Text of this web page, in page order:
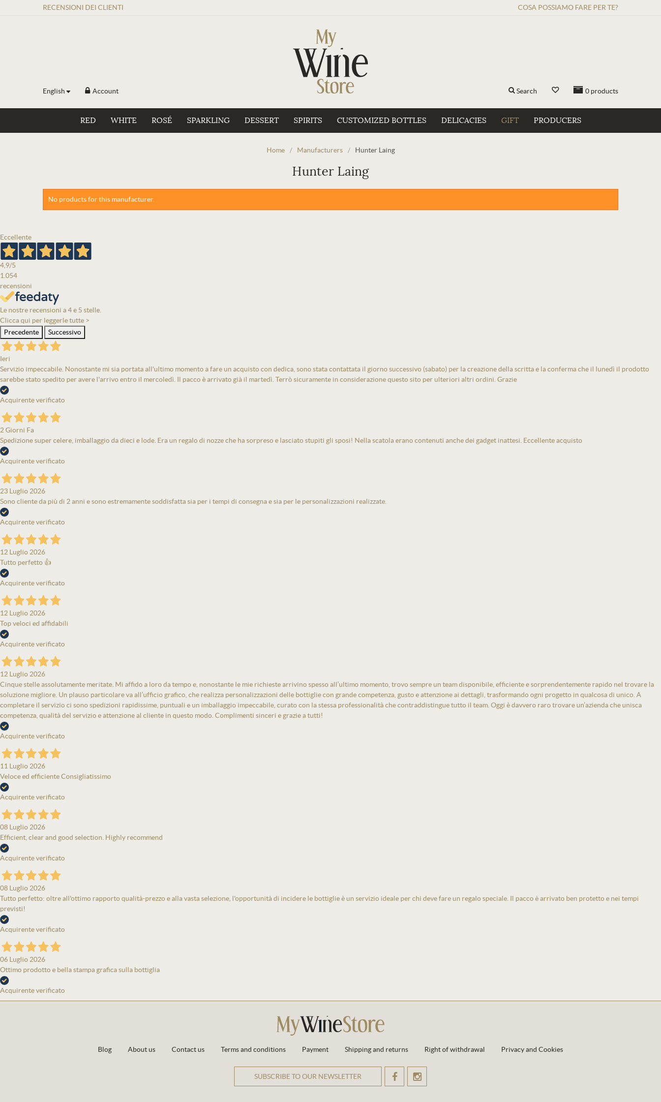
RECENSIONI DEI CLIENTI COSA POSSIAMO FARE PER TE?
English Account 0 products
Search
RED WHITE ROSÉ SPARKLING DESSERT SPIRITS CUSTOMIZED BOTTLES DELICACIES GIFT PRODUCERS
Home / Manufacturers / Hunter Laing
Hunter Laing
No products for this manufacturer.
Eccellente
4,9/5
1.054
recensioni
Le nostre recensioni a 4 e 5 stelle.
Clicca qui per leggerle tutte >
Precedente
Successivo
Ieri
Servizio impeccabile. Nonostante mi sia portata all'ultimo momento a fare un acquisto con dedica, sono stata contattata il giorno successivo (sabato) per la creazione della scritta e la conferma che il lunedì il prodotto
sarebbe stato spedito per avere l'arrivo entro il mercoledì. Il pacco è arrivato già il martedì. Terrò sicuramente in considerazione questo sito per ulteriori altri ordini. Grazie
Acquirente verificato
2 Giorni Fa
Spedizione super celere, imballaggio da dieci e lode. Era un regalo di nozze che ha sorpreso e lasciato stupiti gli sposi! Nella scatola erano contenuti anche dei gadget inattesi. Eccellente acquisto
Acquirente verificato
23 Luglio 2026
Sono cliente da più di 2 anni e sono estremamente soddisfatta sia per i tempi di consegna e sia per le personalizzazioni realizzate.
Acquirente verificato
12 Luglio 2026
Tutto perfetto 👍
Acquirente verificato
12 Luglio 2026
Top veloci ed affidabili
Acquirente verificato
12 Luglio 2026
Cinque stelle assolutamente meritate. Mi affido a loro da tempo e, nonostante le mie richieste arrivino spesso all’ultimo momento, trovo sempre un team disponibile, efficiente e sorprendentemente rapido nel trovare la
soluzione migliore. Un plauso particolare va all’ufficio grafico, che realizza personalizzazioni delle bottiglie con grande competenza, gusto e attenzione ai dettagli, trasformando ogni progetto in qualcosa di unico. A
completare il servizio ci sono spedizioni rapidissime, puntuali e un imballaggio impeccabile, curato con la stessa professionalità che contraddistingue tutto il team. Oggi è davvero raro trovare un’azienda che unisca
competenza, qualità del servizio e attenzione al cliente in questo modo. Complimenti sinceri e grazie a tutti!
Acquirente verificato
11 Luglio 2026
Veloce ed efficiente Consigliatissimo
Acquirente verificato
08 Luglio 2026
Efficient, clear and good selection. Highly recommend
Acquirente verificato
08 Luglio 2026
Tutto perfetto: oltre all'ottimo rapporto qualità-prezzo e alla vasta selezione, l'opportunità di incidere le bottiglie è un servizio ideale per chi deve fare un regalo speciale. Il pacco è arrivato ben protetto e nei tempi
previsti!
Acquirente verificato
06 Luglio 2026
Ottimo prodotto e bella stampa grafica sulla bottiglia
Acquirente verificato
Blog About us Contact us Terms and conditions Payment Shipping and returns Right of withdrawal Privacy and Cookies
SUBSCRIBE TO OUR NEWSLETTER